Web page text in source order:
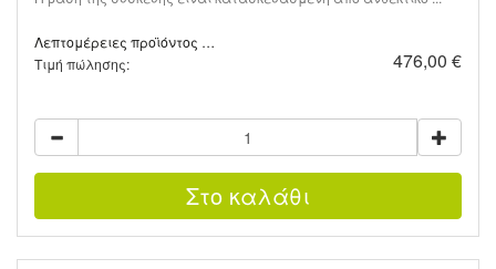
Λεπτομέρειες προϊόντος …
Τιμή πώλησης:
476,00 €